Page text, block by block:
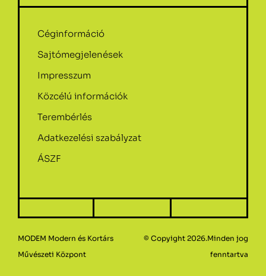
Céginformáció
Sajtómegjelenések
Impresszum
Közcélú információk
Terembérlés
Adatkezelési szabályzat
ÁSZF
MODEM Modern és Kortárs
Művészeti Központ
© Copyight 2026.Minden jog
fenntartva